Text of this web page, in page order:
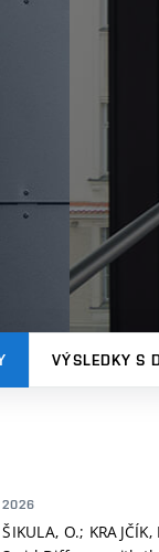
VÝSLEDKY S
2026
ŠIKULA, O.;